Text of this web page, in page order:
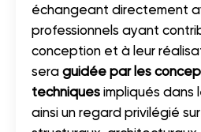
échangeant directement
professionnels ayant
conception et à leur
sera guidée par les
techniques impliqués dans
ainsi un regard privilégié